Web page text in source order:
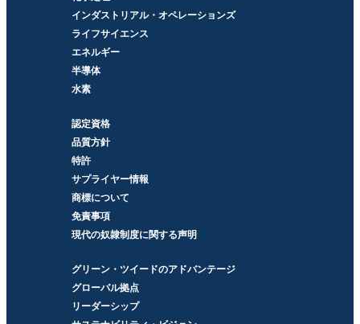
インダストリアル・オペレーションズ
ライフサイエンス
エネルギー
半導体
水素
認定資格
品質方針
特許
サプライヤー情報
商標について
免責事項
現代の奴隷制度に関する声明
グリーン・ツイードのアドバンテージ
グローバル拠点
リーダーシップ